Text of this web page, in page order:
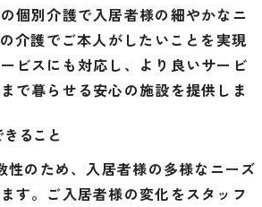
個別介護で入居者様の細やかなニ
介護でご本人がしたいことを実現
ビスにも対応し、より良いサービ
で暮らせる安心の施設を提供しま
ること
性のため、入居者様の多様なニーズ
す。ご入居者様の変化をスタッフ